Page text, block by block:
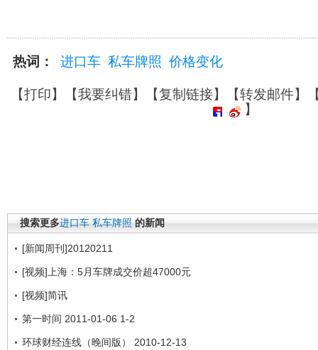
热词： 进口车 私车牌照 价格变化
【打印】【我要纠错】【复制链接】【转发邮件】
】
搜索更多进口车 私车牌照 的新闻
[新闻周刊]20120211
[视频]上海：5月车牌成交价超47000元
[视频]简讯
第一时间 2011-01-06 1-2
环球财经连线（晚间版） 2010-12-13